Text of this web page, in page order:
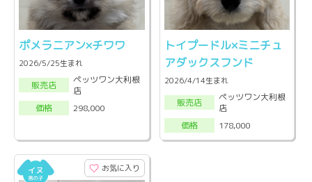
ポメラニアン×チワワ
2026/5/25生まれ
販売店
ペッツワン大利根
店
価格
298,000
トイプードル×ミニチュ
アダックスフンド
2026/4/14生まれ
販売店
ペッツワン大利根
店
価格
178,000
お気に入り